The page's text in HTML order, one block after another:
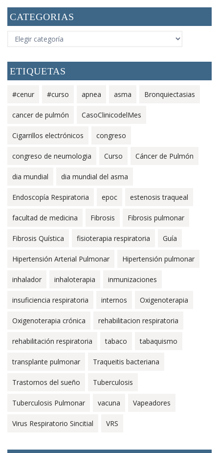
CATEGORIAS
CATEGORIAS
ETIQUETAS
#cenur #curso apnea asma Bronquiectasias
cancer de pulmón CasoClinicodelMes
Cigarrillos electrónicos congreso
congreso de neumologia Curso Cáncer de Pulmón
dia mundial dia mundial del asma
Endoscopía Respiratoria epoc estenosis traqueal
facultad de medicina Fibrosis Fibrosis pulmonar
Fibrosis Quística fisioterapia respiratoria Guía
Hipertensión Arterial Pulmonar Hipertensión pulmonar
inhalador inhaloterapia inmunizaciones
insuficiencia respiratoria internos Oxigenoterapia
Oxigenoterapia crónica rehabilitacion respiratoria
rehabilitación respiratoria tabaco tabaquismo
transplante pulmonar Traqueitis bacteriana
Trastornos del sueño Tuberculosis
Tuberculosis Pulmonar vacuna Vapeadores
Virus Respiratorio Sincitial VRS